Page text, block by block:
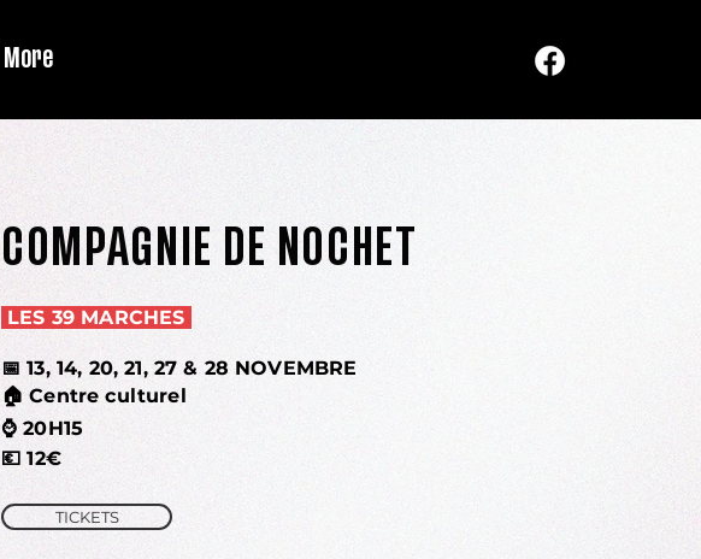
More
COMPAGNIE DE NOCHET
LES 39 MARCHES
📅 13, 14, 20, 21, 27 & 28 NOVEMBRE
🏠 Centre culturel
⌚20H15
💶 12€
TICKETS